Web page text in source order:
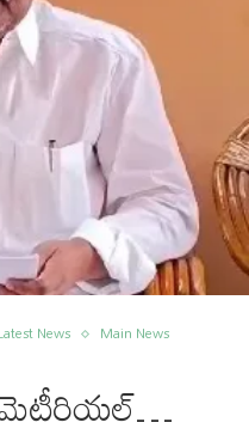
News Main News
మెటీరియల్…